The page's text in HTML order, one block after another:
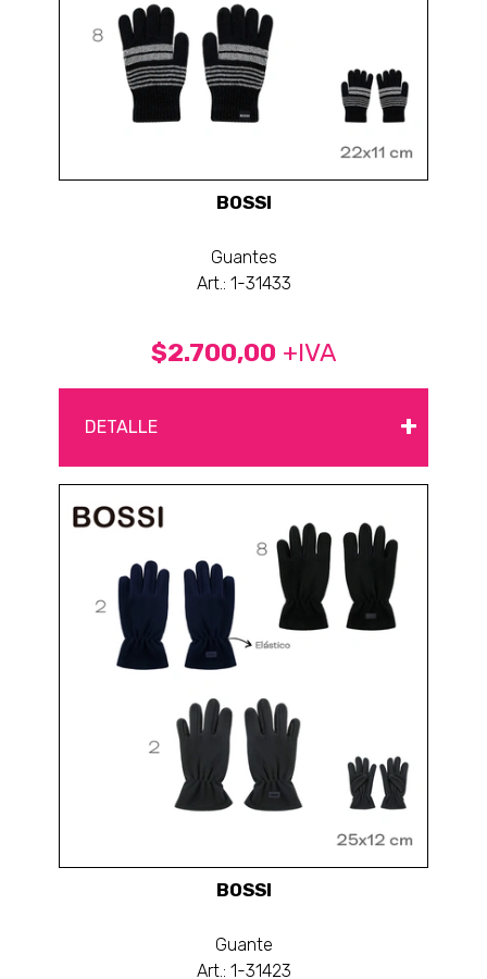
BOSSI
Guantes
Art.: 1-31433
$2.700,00 +IVA
DETALLE +
BOSSI
Guante
Art.: 1-31423